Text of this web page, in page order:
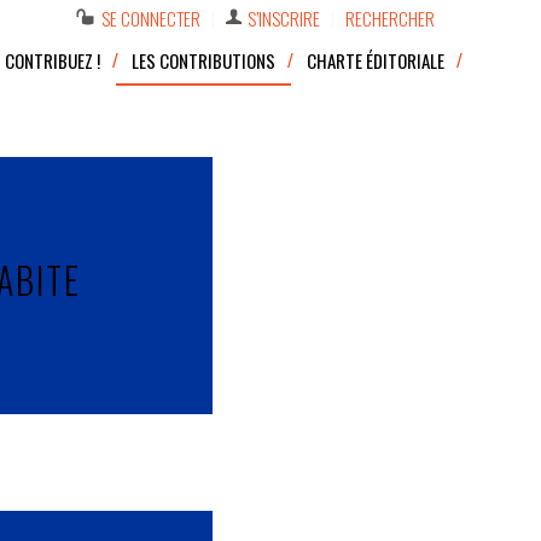
SE CONNECTER S’INSCRIRE
RECHERCHER
CONTRIBUEZ !
LES CONTRIBUTIONS CHARTE ÉDITORIALE